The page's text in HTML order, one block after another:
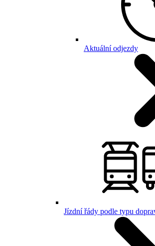
Aktuální odjezdy
Jízdní řády podle typu